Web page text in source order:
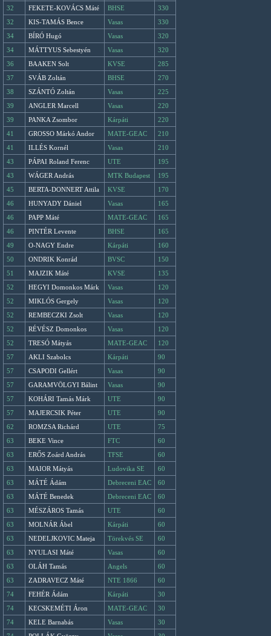
32
FEKETE-KOVÁCS Máté BHSE
330
32
KIS-TAMÁS Bence Vasas
330
34
BÍRÓ Hugó Vasas
320
34
MÁTTYUS Sebestyén Vasas
320
36
BAAKEN Solt KVSE
285
37
SVÁB Zoltán BHSE
270
38
SZÁNTÓ Zoltán Vasas
225
39
ANGLER Marcell Vasas
220
39
PANKA Zsombor Kárpáti
220
41
GROSSO Márkó Andor MATE-GEAC
210
41
ILLÉS Kornél Vasas
210
43
PÁPAI Roland Ferenc UTE
195
43
WÁGER András MTK Budapest
195
45
BERTA-DONNERT Attila KVSE
170
46
HUNYADY Dániel Vasas
165
46
PAPP Máté MATE-GEAC
165
46
PINTÉR Levente BHSE
165
49
O-NAGY Endre Kárpáti
160
50
ONDRIK Konrád BVSC
150
51
MAJZIK Máté KVSE
135
52
HEGYI Domonkos Márk Vasas
120
52
MIKLÓS Gergely Vasas
120
52
REMBECZKI Zsolt Vasas
120
52
RÉVÉSZ Domonkos Vasas
120
52
TRESÓ Mátyás MATE-GEAC
120
57
AKLI Szabolcs Kárpáti
90
57
CSAPODI Gellért Vasas
90
57
GARAMVÖLGYI Bálint Vasas
90
57
KOHÁRI Tamás Márk UTE
90
57
MAJERCSIK Péter UTE
90
62
ROMZSA Richárd UTE
75
63
BEKE Vince FTC
60
63
ERŐS Zoárd András TFSE
60
63
MAIOR Mátyás Ludovika SE
60
63
MÁTÉ Ádám Debreceni EAC
60
63
MÁTÉ Benedek Debreceni EAC
60
63
MÉSZÁROS Tamás UTE
60
63
MOLNÁR Ábel Kárpáti
60
63
NEDELJKOVIC Mateja Törekvés SE
60
63
NYULASI Máté Vasas
60
63
OLÁH Tamás Angels
60
63
ZADRAVECZ Máté NTE 1866
60
74
FEHÉR Ádám Kárpáti
30
74
KECSKEMÉTI Áron MATE-GEAC
30
74
KELE Barnabás Vasas
30